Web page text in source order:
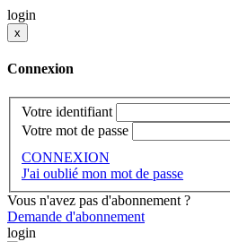
login
x
Connexion
Votre identifiant
Votre mot de passe
CONNEXION
J'ai oublié mon mot de passe
Vous n'avez pas d'abonnement ?
Demande d'abonnement
login